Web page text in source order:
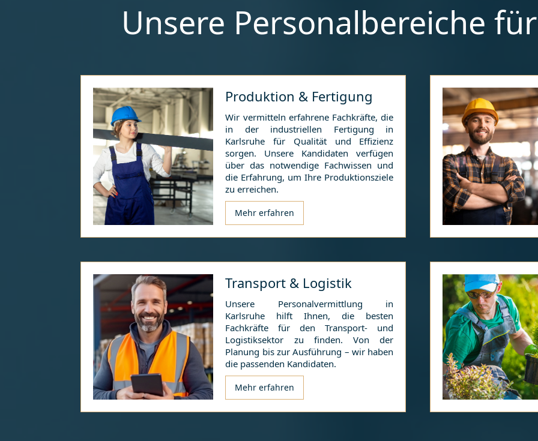
Unsere Personalbereiche
Produktion & Fertigung
Wir vermitteln erfahrene Fachkräfte, die
in der industriellen Fertigung in
Karlsruhe für Qualität und Effizienz
sorgen. Unsere Kandidaten verfügen
über das notwendige Fachwissen und
die Erfahrung, um Ihre Produktionsziele
zu erreichen.
Mehr erfahren
Transport & Logistik
Unsere Personalvermittlung in
Karlsruhe hilft Ihnen, die besten
Fachkräfte für den Transport- und
Logistiksektor zu finden. Von der
Planung bis zur Ausführung – wir haben
die passenden Kandidaten.
Mehr erfahren